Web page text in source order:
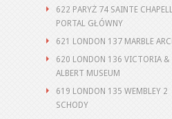
622 PARYŻ 74 SAINTE
PORTAL GŁÓWNY
621 LONDON 137 MARBLE
620 LONDON 136 VICTORIA &
ALBERT MUSEUM
619 LONDON 135 WEMBLEY 2
SCHODY